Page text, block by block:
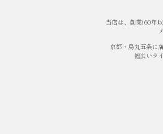
当店は、創業160年
京都・烏丸五条に
幅広いラ